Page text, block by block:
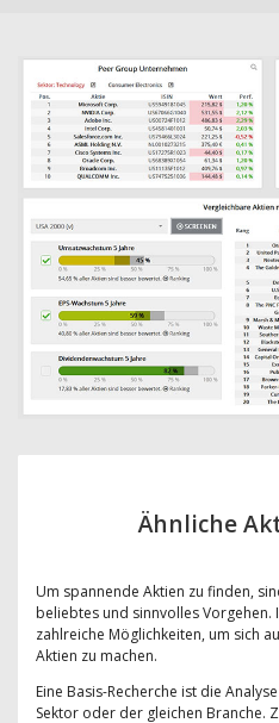
Ähnliche
Um spannende Aktien zu finden,
beliebtes und sinnvolles Vorgehen.
zahlreiche Möglichkeiten, um sich
Aktien zu machen.
Eine Basis-Recherche ist die
Sektor oder der gleichen Branche.